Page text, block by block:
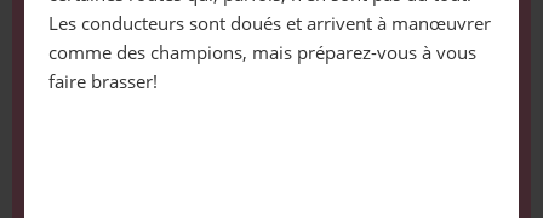
Les conducteurs sont doués et arrivent à manœuvrer
comme des champions, mais préparez-vous à vous
faire brasser!